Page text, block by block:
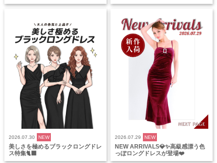
2026.07.30 NEW
美しさを極めるブラックロングドレ
ス特集🐈‍⬛
2026.07.29 NEW
NEW ARRIVALS💎✨高級感漂う色
っぽロングドレスが登場❤️